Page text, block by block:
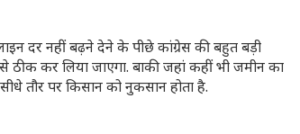
दर नहीं बढ़ने देने के पीछे कांग्रेस की बहुत बड़ी
ठीक कर लिया जाएगा. बाकी जहां कहीं भी जमीन का
तौर पर किसान को नुकसान होता है.